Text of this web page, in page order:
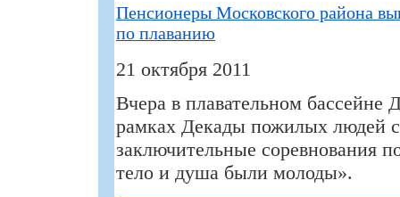
Пенсионеры Московского района
по плаванию
21 октября 2011
Вчера в плавательном
рамках Декады пожилых людей
заключительные соревнования
тело и душа были молоды».